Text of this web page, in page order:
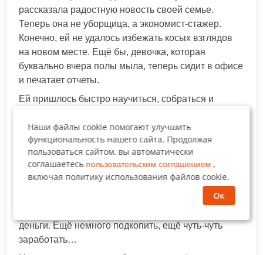
рассказала радостную новость своей семье.
Теперь она не уборщица, а экономист-стажер.
Конечно, ей не удалось избежать косых взглядов
на новом месте. Ещё бы, девочка, которая
буквально вчера полы мыла, теперь сидит в офисе
и печатает отчеты.
Ей пришлось быстро научиться, собраться и
новые коллеги к ней привыкли. Так прошёл год.
Николай Григорьевич чувствовал себя хуже с
каждым днём, Ольга с ужасом слушала по ночам
страшный кашель своего отца. Нина Васильевна,
мама Оли, вместе с дочкой уже просила мужа
пойти к врачу, поправить здоровье, но Николай
деньги. Ещё немного подкопить, ещё чуть-чуть
заработать…
Наши файлы cookie помогают улучшить
функциональность нашего сайта. Продолжая
пользоваться сайтом, вы автоматически
соглашаетесь пользовательским соглашением ,
включая политику использования файлов cookie.
Ок